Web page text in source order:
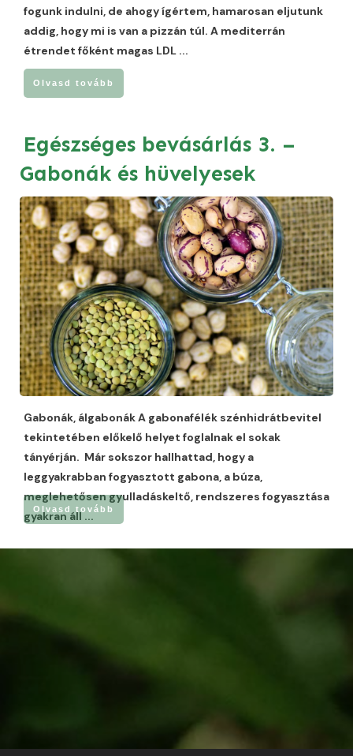
fogunk indulni, de ahogy ígértem, hamarosan eljutunk
addig, hogy mi is van a pizzán túl. A mediterrán
étrendet főként magas LDL ...
Olvasd tovább
Egészséges bevásárlás 3. –
Gabonák és hüvelyesek
Gabonák, álgabonák A gabonafélék szénhidrátbevitel
tekintetében előkelő helyet foglalnak el sokak
tányérján. Már sokszor hallhattad, hogy a
leggyakrabban fogyasztott gabona, a búza,
meglehetősen gyulladáskeltő, rendszeres fogyasztása
gyakran áll...
Olvasd tovább